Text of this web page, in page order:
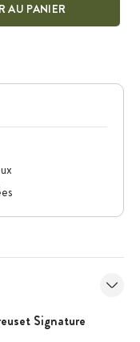
AU PANIER
Signature